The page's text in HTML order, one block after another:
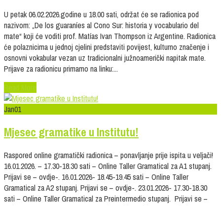
U petak 06.02.2026.godine u 18.00 sati, održat će se radionica pod
nazivom: „De los guaraníes al Cono Sur: historia y vocabulario del
mate“ koji će voditi prof. Matías Ivan Thompson iz Argentine. Radionica
će polaznicima u jednoj cjelini predstaviti povijest, kulturno značenje i
osnovni vokabular vezan uz tradicionalni južnoamerički napitak mate.
Prijave za radionicu primamo na linku:...
Read More
Jan01
Mjesec gramatike u Institutu!
Raspored online gramatički radionica – ponavljanje prije ispita u veljači!
16.01.2026. – 17.30-18.30 sati – Online Taller Gramatical za A1 stupanj.
Prijavi se – ovdje-. 16.01.2026- 18.45-19.45 sati – Online Taller
Gramatical za A2 stupanj. Prijavi se – ovdje-. 23.01.2026- 17.30-18.30
sati – Online Taller Gramatical za Preintermedio stupanj. Prijavi se –